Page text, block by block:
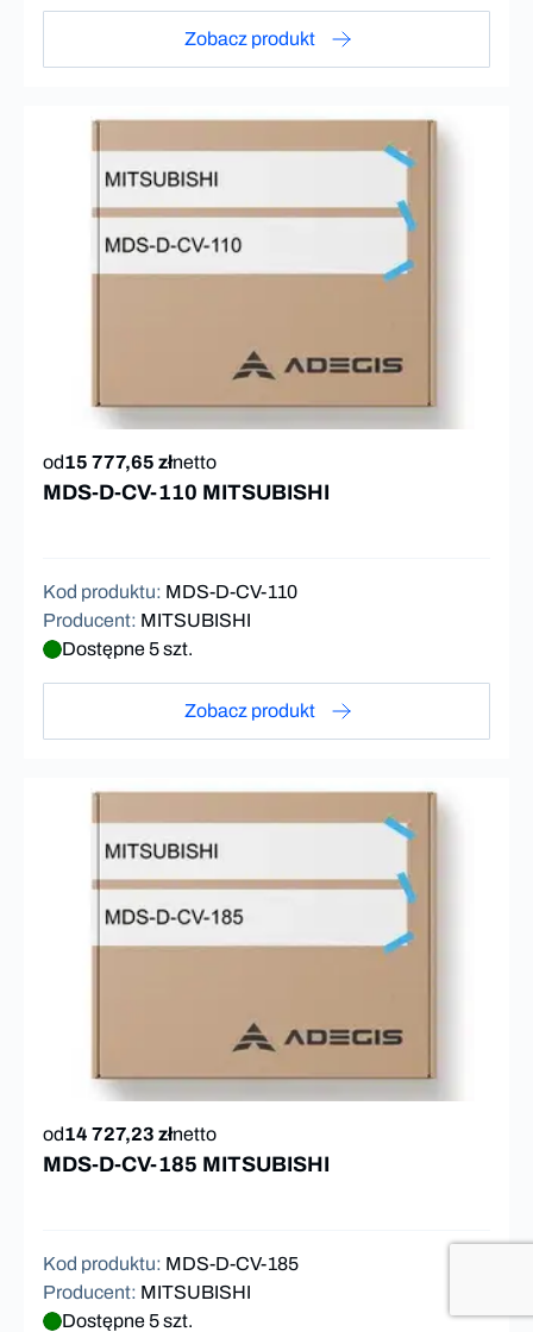
Zobacz produkt
od15 777,65 złnetto
MDS-D-CV-110 MITSUBISHI
Kod produktu: MDS-D-CV-110
Producent: MITSUBISHI
Dostępne 5 szt.
Zobacz produkt
od14 727,23 złnetto
MDS-D-CV-185 MITSUBISHI
Kod produktu: MDS-D-CV-185
Producent: MITSUBISHI
Dostępne 5 szt.